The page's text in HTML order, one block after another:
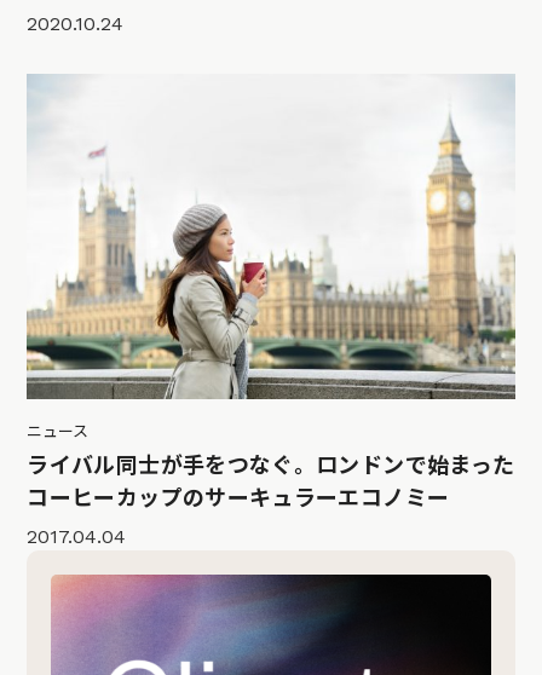
2020.10.24
ニュース
ライバル同士が手をつなぐ。ロンドンで始まった
コーヒーカップのサーキュラーエコノミー
2017.04.04